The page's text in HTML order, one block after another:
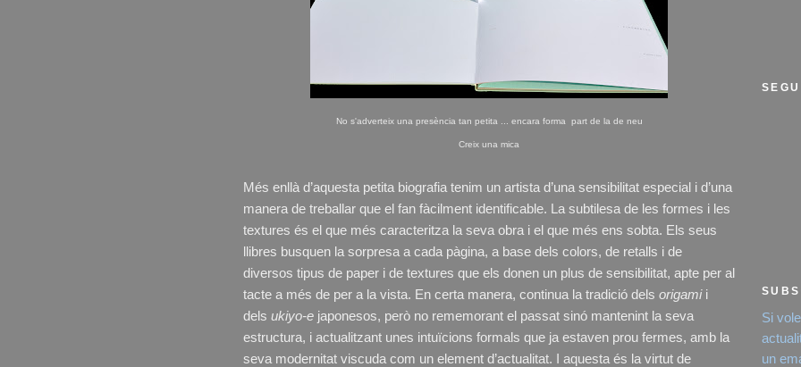
No s'adverteix una presència tan petita ... encara forma part de la de neu
Creix una mica
Més enllà d’aquesta petita biografia tenim un artista d’una sensibilitat especial i d’una
manera de treballar que el fan fàcilment identificable. La subtilesa de les formes i les
textures és el que més caracteritza la seva obra i el que més ens sobta. Els seus
llibres busquen la sorpresa a cada pàgina, a base dels colors, de retalls i de
diversos tipus de paper i de textures que els donen un plus de sensibilitat, apte per al
tacte a més de per a la vista. En certa manera, continua la tradició dels origamii
dels ukiyo-e japonesos, però no rememorant el passat sinó mantenint la seva
estructura, i actualitzant unes intuïcions formals que ja estaven prou fermes, amb la
seva modernitat viscuda com un element d’actualitat. I aquesta és la virtut de
Si
un